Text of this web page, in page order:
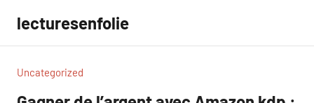
contenu
lecturesenfolie
Uncategorized